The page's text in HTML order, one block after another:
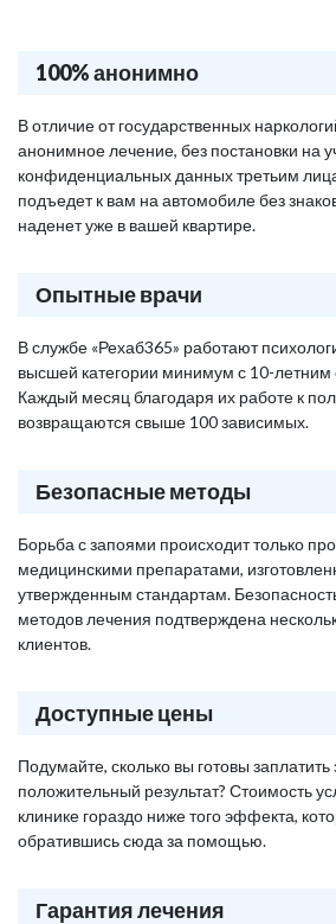
100% анонимно
В отличие от государственных
анонимное лечение, без постановки на
конфиденциальных данных третьим
подъедет к вам на автомобиле без
наденет уже в вашей квартире.
Опытные врачи
В службе «Рехаб365» работают
высшей категории минимум с 10-
Каждый месяц благодаря их работе к
возвращаются свыше 100 зависимых.
Безопасные методы
Борьба с запоями происходит только
медицинскими препаратами,
утвержденным стандартам.
методов лечения подтверждена
клиентов.
Доступные цены
Подумайте, сколько вы готовы
положительный результат? Стоимость
клинике гораздо ниже того эффекта,
обратившись сюда за помощью.
Гарантия лечения